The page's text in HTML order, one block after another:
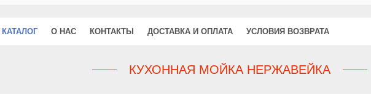
КАТАЛОГ О НАС КОНТАКТЫ ДОСТАВКА И ОПЛАТА УСЛОВИЯ ВОЗВРАТА
КУХОННАЯ МОЙКА НЕРЖАВЕЙКА